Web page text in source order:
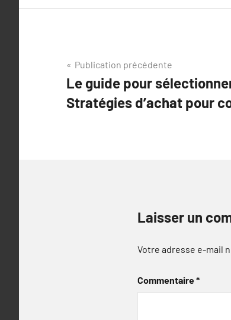
Navigation
de
l’article
Publication précédente
Le guide pour
Stratégies d’achat pour
Laisser un
Votre adresse e-mail
Commentaire*